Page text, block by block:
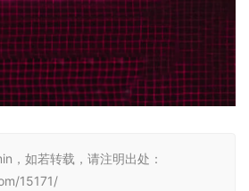
，如若转载，请注明出处：
15171/